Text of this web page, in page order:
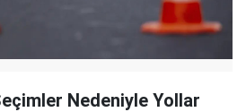
Nedeniyle Yollar